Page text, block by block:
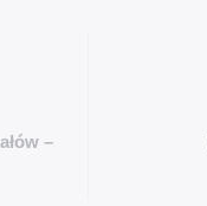
–